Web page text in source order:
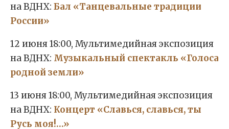
на ВДНХ: Бал «Танцевальные традиции
России»
12 июня 18:00, Мультимедийная экспозиция
на ВДНХ: Музыкальный спектакль «Голоса
родной земли»
13 июня 18:00, Мультимедийная экспозиция
на ВДНХ: Концерт «Славься, славься, ты
Русь моя!…»